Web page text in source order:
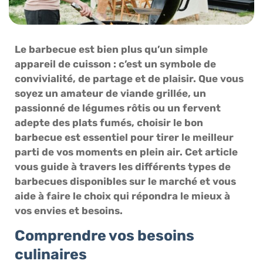
Le barbecue est bien plus qu’un simple
appareil de cuisson : c’est un symbole de
convivialité, de partage et de plaisir. Que vous
soyez un amateur de viande grillée, un
passionné de légumes rôtis ou un fervent
adepte des plats fumés, choisir le bon
barbecue est essentiel pour tirer le meilleur
parti de vos moments en plein air. Cet article
vous guide à travers les différents types de
barbecues disponibles sur le marché et vous
aide à faire le choix qui répondra le mieux à
vos envies et besoins.
Comprendre vos besoins
culinaires